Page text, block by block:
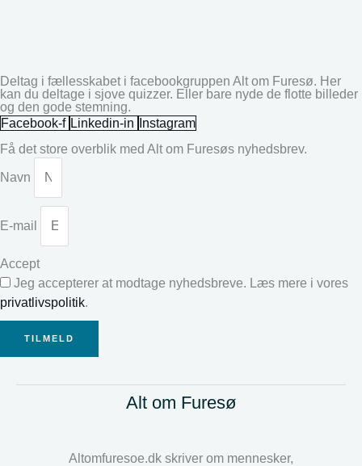
Deltag i fællesskabet i facebookgruppen Alt om Furesø. Her
kan du deltage i sjove quizzer. Eller bare nyde de flotte billeder
og den gode stemning.
Facebook-f Linkedin-in
Instagram
Få det store overblik med Alt om Furesøs nyhedsbrev.
Navn
E-mail
Accept
Jeg accepterer at modtage nyhedsbreve. Læs mere i vores
privatlivspolitik.
TILMELD
Alt om Furesø
Altomfuresoe.dk skriver om mennesker,